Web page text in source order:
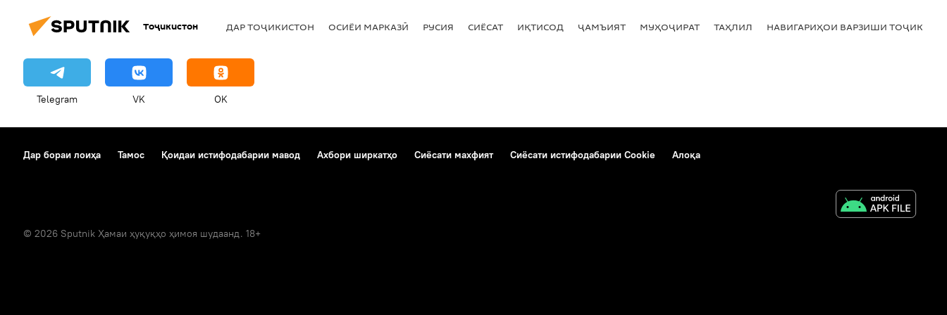
Тоҷикистон ДАР ТОҶИКИСТОН ОСИЁИ МАРКАЗӢ РУСИЯ СИЁСАТ ИҚТИСОД ҶАМЪИЯТ МУҲОҶИРАТ ТАҲЛИЛ НАВИГАРИҲОИ ВАРЗИШИ
Telegram VK OK
Дар бораи лоиҳа Тамос Қоидаи истифодабарии мавод Ахбори ширкатҳо Сиёсати махфият Сиёсати истифодабарии Cookie Алоқа
© 2026 Sputnik Ҳамаи ҳуқуқҳо ҳимоя шудаанд. 18+